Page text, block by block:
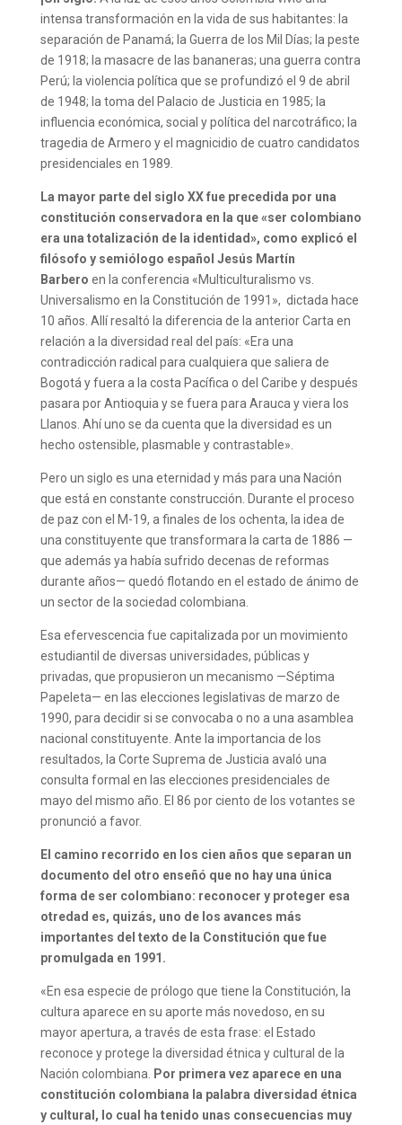
intensa transformación en la vida de sus habitantes: la
separación de Panamá; la Guerra de los Mil Días; la peste
de 1918; la masacre de las bananeras; una guerra contra
Perú; la violencia política que se profundizó el 9 de abril
de 1948; la toma del Palacio de Justicia en 1985; la
influencia económica, social y política del narcotráfico; la
tragedia de Armero y el magnicidio de cuatro candidatos
presidenciales en 1989.
La mayor parte del siglo XX fue precedida por una
constitución conservadora en la que «ser colombiano
era una totalización de la identidad», como explicó el
filósofo y semiólogo español Jesús Martín
Barbero en la conferencia «Multiculturalismo vs.
Universalismo en la Constitución de 1991», dictada hace
10 años. Allí resaltó la diferencia de la anterior Carta en
relación a la diversidad real del país: «Era una
contradicción radical para cualquiera que saliera de
Bogotá y fuera a la costa Pacífica o del Caribe y después
pasara por Antioquia y se fuera para Arauca y viera los
Llanos. Ahí uno se da cuenta que la diversidad es un
hecho ostensible, plasmable y contrastable».
Pero un siglo es una eternidad y más para una Nación
que está en constante construcción. Durante el proceso
de paz con el M-19, a finales de los ochenta, la idea de
una constituyente que transformara la carta de 1886 —
que además ya había sufrido decenas de reformas
durante años— quedó flotando en el estado de ánimo de
un sector de la sociedad colombiana.
Esa efervescencia fue capitalizada por un movimiento
estudiantil de diversas universidades, públicas y
privadas, que propusieron un mecanismo —Séptima
Papeleta— en las elecciones legislativas de marzo de
1990, para decidir si se convocaba o no a una asamblea
nacional constituyente. Ante la importancia de los
resultados, la Corte Suprema de Justicia avaló una
consulta formal en las elecciones presidenciales de
mayo del mismo año. El 86 por ciento de los votantes se
pronunció a favor.
El camino recorrido en los cien años que separan un
documento del otro enseñó que no hay una única
forma de ser colombiano: reconocer y proteger esa
otredad es, quizás, uno de los avances más
importantes del texto de la Constitución que fue
promulgada en 1991.
«En esa especie de prólogo que tiene la Constitución, la
cultura aparece en su aporte más novedoso, en su
mayor apertura, a través de esta frase: el Estado
reconoce y protege la diversidad étnica y cultural de la
Nación colombiana.
Por primera vez aparece en una
constitución colombiana la palabra diversidad étnica
y cultural, lo cual ha tenido unas consecuencias muy